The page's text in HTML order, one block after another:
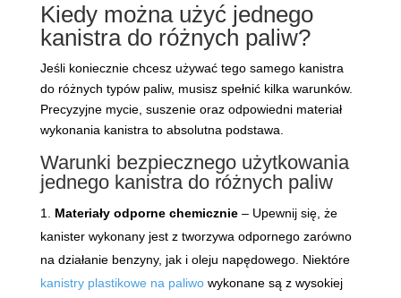
Kiedy można użyć jednego
kanistra do różnych paliw?
Jeśli koniecznie chcesz używać tego samego kanistra
do różnych typów paliw, musisz spełnić kilka warunków.
Precyzyjne mycie, suszenie oraz odpowiedni materiał
wykonania kanistra to absolutna podstawa.
Warunki bezpiecznego użytkowania
jednego kanistra do różnych paliw
Materiały odporne chemicznie– Upewnij się, że
kanister wykonany jest z tworzywa odpornego zarówno
na działanie benzyny, jak i oleju napędowego. Niektóre
kanistry plastikowe na paliwowykonane są z wysokiej